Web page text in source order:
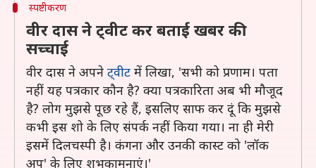
स्पष्टीकरण
वीर दास ने ट्वीट कर बताई खबर की
सच्चाई
वीर दास ने अपने ट्वीट में लिखा, 'सभी को प्रणाम। पता
नहीं यह पत्रकार कौन है? क्या पत्रकारिता अब भी मौजूद
है? लोग मुझसे पूछ रहे हैं, इसलिए साफ कर दूं कि मुझसे
कभी इस शो के लिए संपर्क नहीं किया गया। ना ही मेरी
इसमें दिलचस्पी है। कंगना और उनकी कास्ट को 'लॉक
अप' के लिए शुभकामनाएं।'